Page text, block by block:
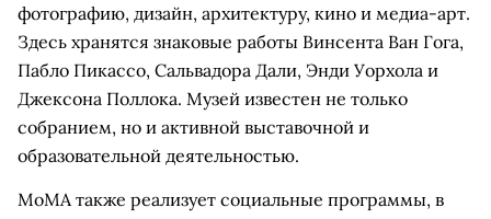
фотографию, дизайн, архитектуру, кино и медиа-арт.
Здесь хранятся знаковые работы Винсента Ван Гога,
Пабло Пикассо, Сальвадора Дали, Энди Уорхола и
Джексона Поллока. Музей известен не только
собранием, но и активной выставочной и
образовательной деятельностью.
МоМА также реализует социальные программы, в